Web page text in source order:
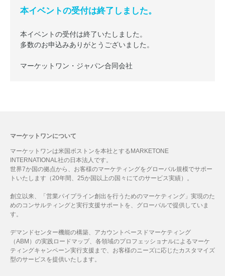
本イベントの受付は終了しました。
本イベントの受付は終了いたしました。
多数のお申込みありがとうございました。
マーケットワン・ジャパン合同会社
マーケットワンについて
マーケットワンは米国ボストンを本社とするMARKETONE
INTERNATIONAL社の日本法人です。
世界7か国の拠点から、お客様のマーケティングをグローバル規模でサポー
トいたします（20年間、25か国以上の国々にてのサービス実績）。
創立以来、「営業パイプライン創出を行うためのマーケティング」実現のた
めのコンサルティングと実行支援サポートを、グローバルで提供していま
す。
デマンドセンター機能の構築、アカウントベースドマーケティング
（ABM）の実践ロードマップ、各領域のプロフェッショナルによるマーケ
ティングキャンペーン実行支援まで、お客様のニーズに応じたカスタマイズ
型のサービスを提供いたします。